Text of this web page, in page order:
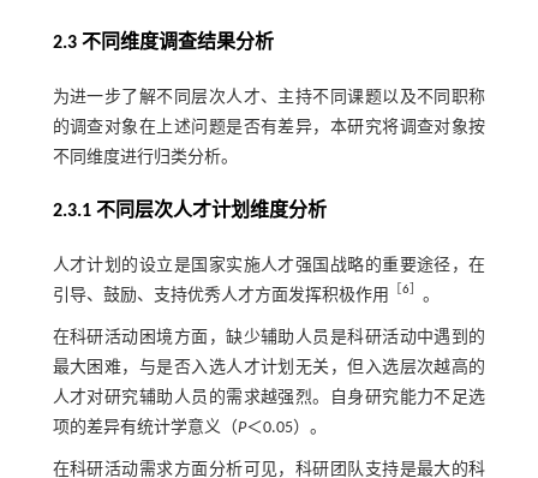
2.3 不同维度调查结果分析
为进一步了解不同层次人才、主持不同课题以及不同职称
的调查对象在上述问题是否有差异，本研究将调查对象按
不同维度进行归类分析。
2.3.1 不同层次人才计划维度分析
人才计划的设立是国家实施人才强国战略的重要途径，在
引导、鼓励、支持优秀人才方面发挥积极作用
［6］ 。
在科研活动困境方面，缺少辅助人员是科研活动中遇到的
最大困难，与是否入选人才计划无关，但入选层次越高的
人才对研究辅助人员的需求越强烈。自身研究能力不足选
项的差异有统计学意义（P＜0.05）。
在科研活动需求方面分析可见，科研团队支持是最大的科